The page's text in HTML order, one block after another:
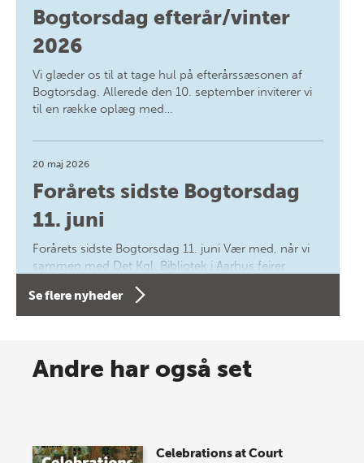
Bogtorsdag efterår/vinter
2026
Vi glæder os til at tage hul på efterårssæsonen af
Bogtorsdag. Allerede den 10. september inviterer vi
til en række oplæg med…
20 maj 2026
Forårets sidste Bogtorsdag
11. juni
Forårets sidste Bogtorsdag 11. juni Vær med, når vi
sammen med Det Kgl. Bibliotek i Aarhus fejrer
forfatterne bag vores nyes…
Spar op til 70% til sommer-
onsdag den 10. j…
Se flere nyheder
Andre har også set
Celebrations at Court